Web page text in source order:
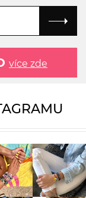
více zde